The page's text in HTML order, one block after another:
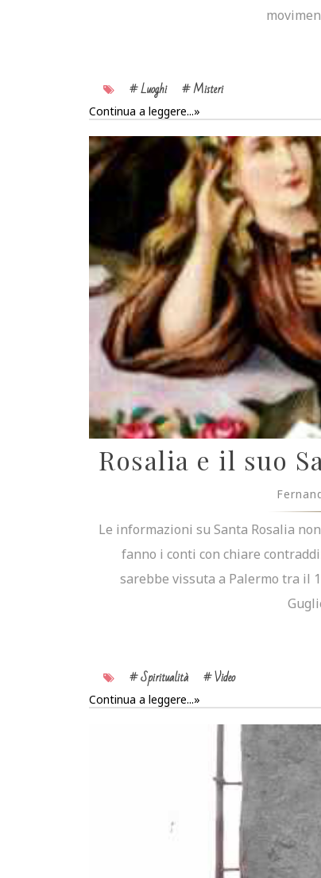
# Luoghi # Misteri
Continua a leggere...»
Rosalia e il suo
Le informazioni su Santa Rosalia
fanno i conti con chiare
sarebbe vissuta a Palermo tra il
# Spiritualità # Video
Continua a leggere...»